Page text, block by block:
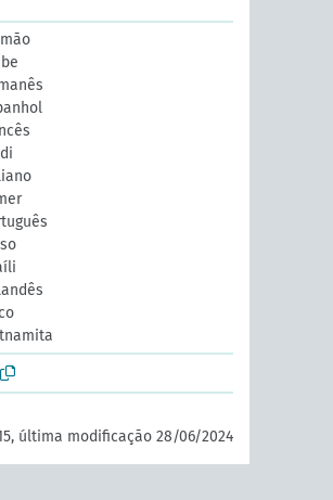
última modificação 28/06/2024